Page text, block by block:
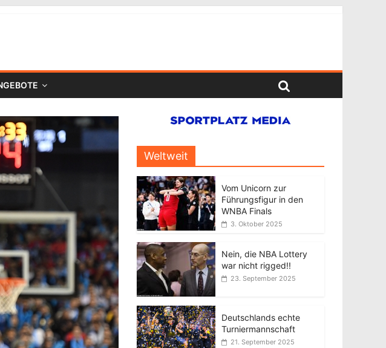
Weltweit
Vom Unicorn zur
Führungsfigur in den
WNBA Finals
3. Oktober 2025
Nein, die NBA Lottery
war nicht rigged!!
23. September 2025
Deutschlands echte
Turniermannschaft
21. September 2025